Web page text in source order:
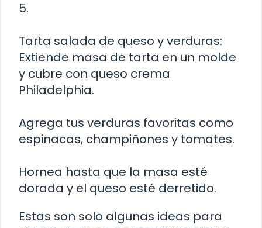
5.
Tarta salada de queso y verduras:
Extiende masa de tarta en un molde
y cubre con queso crema
Philadelphia.
Agrega tus verduras favoritas como
espinacas, champiñones y tomates.
Hornea hasta que la masa esté
dorada y el queso esté derretido.
Estas son solo algunas ideas para